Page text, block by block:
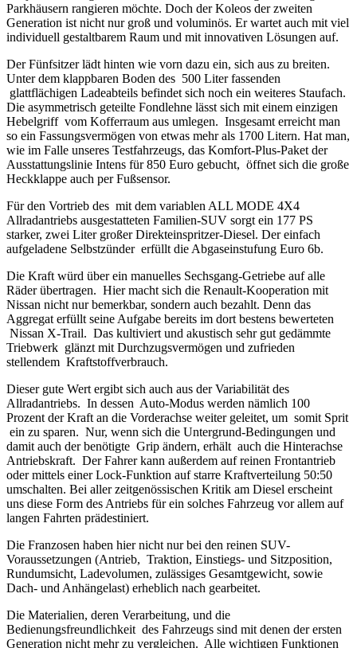
Parkhäusern rangieren möchte. Doch der Koleos der zweiten
Generation ist nicht nur groß und voluminös. Er wartet auch mit viel
individuell gestaltbarem Raum und mit innovativen Lösungen auf.
Der Fünfsitzer lädt hinten wie vorn dazu ein, sich aus zu breiten.
Unter dem klappbaren Boden des 500 Liter fassenden
glattflächigen Ladeabteils befindet sich noch ein weiteres Staufach.
Die asymmetrisch geteilte Fondlehne lässt sich mit einem einzigen
Hebelgriff vom Kofferraum aus umlegen. Insgesamt erreicht man
so ein Fassungsvermögen von etwas mehr als 1700 Litern. Hat man,
wie im Falle unseres Testfahrzeugs, das Komfort-Plus-Paket der
Ausstattungslinie Intens für 850 Euro gebucht, öffnet sich die große
Heckklappe auch per Fußsensor.
Für den Vortrieb des mit dem variablen ALL MODE 4X4
Allradantriebs ausgestatteten Familien-SUV sorgt ein 177 PS
starker, zwei Liter großer Direkteinspritzer-Diesel. Der einfach
aufgeladene Selbstzünder erfüllt die Abgaseinstufung Euro 6b.
Die Kraft würd über ein manuelles Sechsgang-Getriebe auf alle
Räder übertragen. Hier macht sich die Renault-Kooperation mit
Nissan nicht nur bemerkbar, sondern auch bezahlt. Denn das
Aggregat erfüllt seine Aufgabe bereits im dort bestens bewerteten
Nissan X-Trail. Das kultiviert und akustisch sehr gut gedämmte
Triebwerk glänzt mit Durchzugsvermögen und zufrieden
stellendem Kraftstoffverbrauch.
Dieser gute Wert ergibt sich auch aus der Variabilität des
Allradantriebs. In dessen Auto-Modus werden nämlich 100
Prozent der Kraft an die Vorderachse weiter geleitet, um somit Sprit
ein zu sparen. Nur, wenn sich die Untergrund-Bedingungen und
damit auch der benötigte Grip ändern, erhält auch die Hinterachse
Antriebskraft. Der Fahrer kann außerdem auf reinen Frontantrieb
oder mittels einer Lock-Funktion auf starre Kraftverteilung 50:50
umschalten. Bei aller zeitgenössischen Kritik am Diesel erscheint
uns diese Form des Antriebs für ein solches Fahrzeug vor allem auf
langen Fahrten prädestiniert.
Die Franzosen haben hier nicht nur bei den reinen SUV-
Voraussetzungen (Antrieb, Traktion, Einstiegs- und Sitzposition,
Rundumsicht, Ladevolumen, zulässiges Gesamtgewicht, sowie
Dach- und Anhängelast) erheblich nach gearbeitet.
Die Materialien, deren Verarbeitung, und die
Bedienungsfreundlichkeit des Fahrzeugs sind mit denen der ersten
Generation nicht mehr zu vergleichen. Alle wichtigen Funktionen